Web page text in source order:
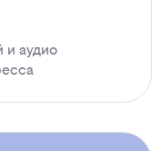
и аудио